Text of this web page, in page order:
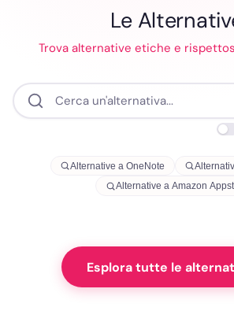
Le
Trova alternative etiche e
Alternative a OneNote
Alternative a Amazon
Esplora tutte le